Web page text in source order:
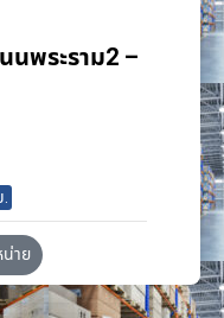
นพระราม2 –
าย